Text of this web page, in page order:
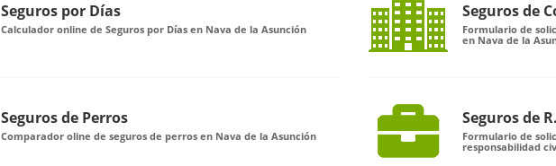
Seguros por Días
Calculador online de Seguros por Días en Nava de la Asunción
Seguros de Perros
Comparador oline de seguros de perros en Nava de la Asunción
Seguros de
Formulario de
en Nava de la
Seguros de
Formulario de
responsabilidad